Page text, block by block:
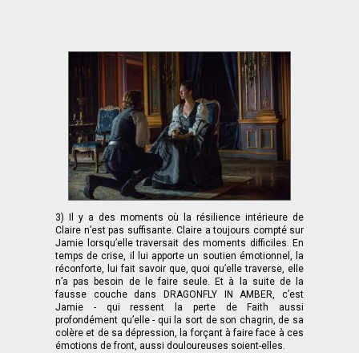
3) Il y a des moments où la résilience intérieure de
Claire n’est pas suffisante. Claire a toujours compté sur
Jamie lorsqu’elle traversait des moments difficiles. En
temps de crise, il lui apporte un soutien émotionnel, la
réconforte, lui fait savoir que, quoi qu’elle traverse, elle
n’a pas besoin de le faire seule. Et à la suite de la
fausse couche dans DRAGONFLY IN AMBER, c’est
Jamie - qui ressent la perte de Faith aussi
profondément qu’elle - qui la sort de son chagrin, de sa
colère et de sa dépression, la forçant à faire face à ces
émotions de front, aussi douloureuses soient-elles.